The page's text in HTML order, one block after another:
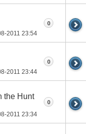
2011 23:54
0
2011 23:44
0
the Hunt
2011 23:34
0